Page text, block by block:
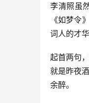
李清照虽
《如梦令
词人的才
起首两句
就是昨夜
余醉。